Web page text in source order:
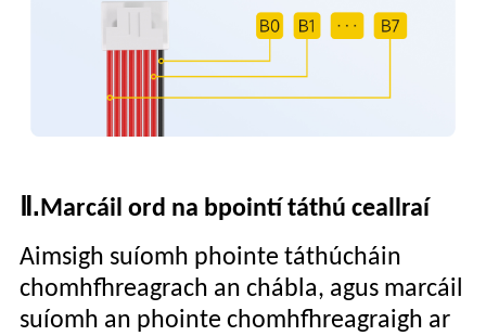
Ⅱ.Marcáil ord na bpointí táthú ceallraí
Aimsigh suíomh phointe táthúcháin
chomhfhreagrach an chábla, agus marcáil
suíomh an phointe chomhfhreagraigh ar